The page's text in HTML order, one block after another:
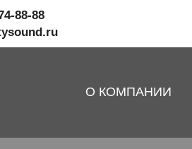
88-88
О КОМПАНИИ